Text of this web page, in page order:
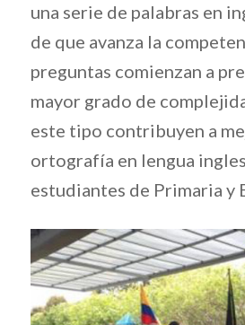
una serie de palabras en
de que avanza la
preguntas comienzan a
mayor grado de
este tipo contribuyen a
ortografía en lengua
estudiantes de Primaria y